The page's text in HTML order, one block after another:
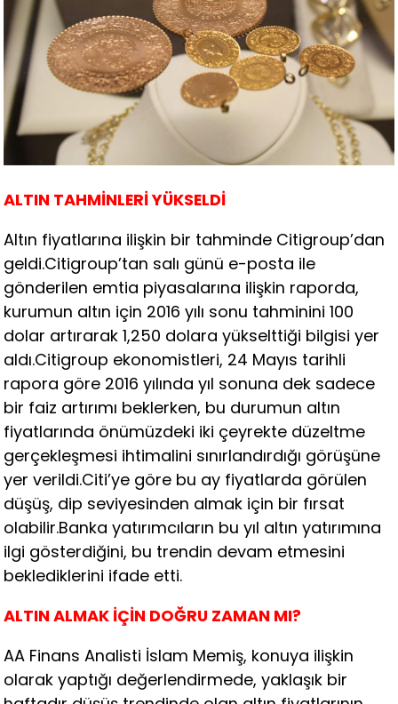
ALTIN TAHMİNLERİ YÜKSELDİ
Altın fiyatlarına ilişkin bir tahminde Citigroup’dan
geldi.Citigroup’tan salı günü e-posta ile
gönderilen emtia piyasalarına ilişkin raporda,
kurumun altın için 2016 yılı sonu tahminini 100
dolar artırarak 1,250 dolara yükselttiği bilgisi yer
aldı.Citigroup ekonomistleri, 24 Mayıs tarihli
rapora göre 2016 yılında yıl sonuna dek sadece
bir faiz artırımı beklerken, bu durumun altın
fiyatlarında önümüzdeki iki çeyrekte düzeltme
gerçekleşmesi ihtimalini sınırlandırdığı görüşüne
yer verildi.Citi’ye göre bu ay fiyatlarda görülen
düşüş, dip seviyesinden almak için bir fırsat
olabilir.Banka yatırımcıların bu yıl altın yatırımına
ilgi gösterdiğini, bu trendin devam etmesini
beklediklerini ifade etti.
ALTIN ALMAK İÇİN DOĞRU ZAMAN MI?
AA Finans Analisti İslam Memiş, konuya ilişkin
olarak yaptığı değerlendirmede, yaklaşık bir